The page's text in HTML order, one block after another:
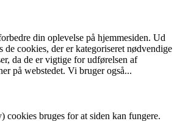
din oplevelse på hjemmesiden. Ud
de cookies, der er kategoriseret nødvendige
da de er vigtige for udførelsen af
på webstedet. Vi bruger også...
cookies bruges for at siden kan fungere.